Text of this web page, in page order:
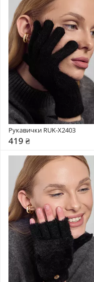
Рукавички RUK-X2403
419 ₴